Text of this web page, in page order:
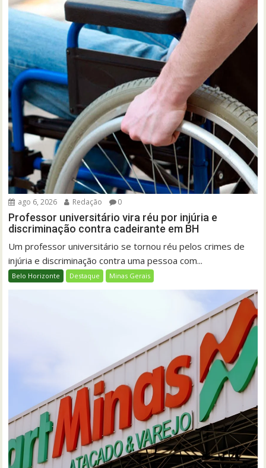
ago 6, 2026 Redação 0
Professor universitário vira réu por injúria e
discriminação contra cadeirante em BH
Um professor universitário se tornou réu pelos crimes de
injúria e discriminação contra uma pessoa com...
Belo Horizonte Destaque Minas Gerais